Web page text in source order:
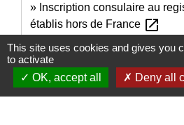
Inscription consulaire au
établis hors de France open_in_new
Mise en place du répertoire
Institut national de la statistique et
(Insee)
This site uses cookies and gives you
to activate
OK, accept all
Deny all